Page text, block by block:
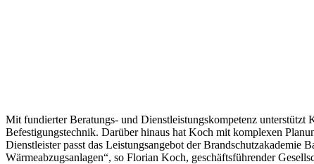
Mit fundierter Beratungs- und Dienstleistungskompetenz
Befestigungstechnik. Darüber hinaus hat Koch mit komplexen
Dienstleister passt das Leistungsangebot der
Wärmeabzugsanlagen“, so Florian Koch, geschäftsführender